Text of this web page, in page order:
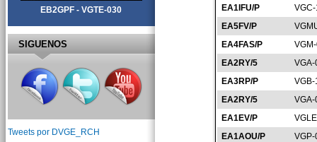
EA1IFU/P
EA5FV/P
EA4FAS/P
EA2RY/5
EA3RP/P
EA2RY/5
EA1EV/P
EA1AOU/P
EB2GPF - VGTE-030
SIGUENOS
Tweets por DVGE_RCH